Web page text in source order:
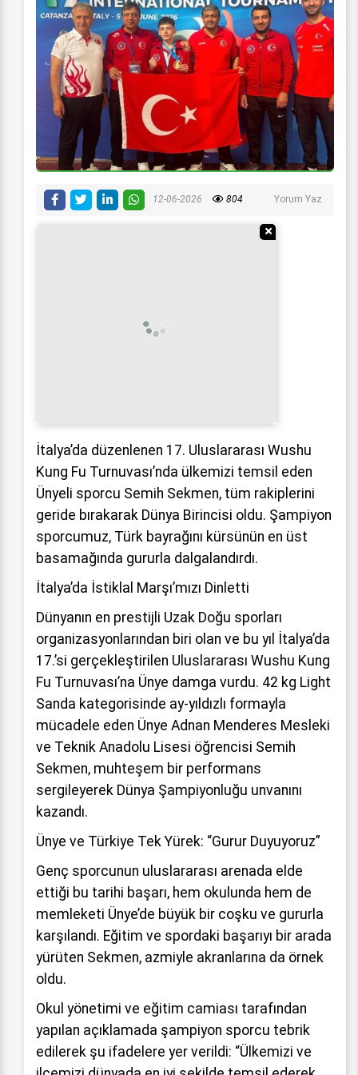
12-06-2026 804 Yorum Yaz
İtalya’da düzenlenen 17. Uluslararası Wushu
Kung Fu Turnuvası’nda ülkemizi temsil eden
Ünyeli sporcu Semih Sekmen, tüm rakiplerini
geride bırakarak Dünya Birincisi oldu. Şampiyon
sporcumuz, Türk bayrağını kürsünün en üst
basamağında gururla dalgalandırdı.
İtalya’da İstiklal Marşı’mızı Dinletti
Dünyanın en prestijli Uzak Doğu sporları
organizasyonlarından biri olan ve bu yıl İtalya’da
17.’si gerçekleştirilen Uluslararası Wushu Kung
Fu Turnuvası’na Ünye damga vurdu. 42 kg Light
Sanda kategorisinde ay-yıldızlı formayla
mücadele eden Ünye Adnan Menderes Mesleki
ve Teknik Anadolu Lisesi öğrencisi Semih
Sekmen, muhteşem bir performans
sergileyerek Dünya Şampiyonluğu unvanını
kazandı.
Ünye ve Türkiye Tek Yürek: “Gurur Duyuyoruz”
Genç sporcunun uluslararası arenada elde
ettiği bu tarihi başarı, hem okulunda hem de
memleketi Ünye’de büyük bir coşku ve gururla
karşılandı. Eğitim ve spordaki başarıyı bir arada
yürüten Sekmen, azmiyle akranlarına da örnek
oldu.
Okul yönetimi ve eğitim camiası tarafından
yapılan açıklamada şampiyon sporcu tebrik
edilerek şu ifadelere yer verildi: “Ülkemizi ve